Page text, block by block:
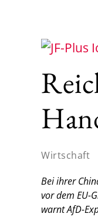
Wirtschaft
Bei ihrer
vor dem EU-
warnt AfD-